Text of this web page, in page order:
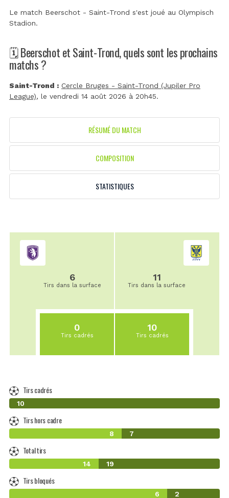
Le match Beerschot - Saint-Trond s'est joué au Olympisch
Stadion.
🗓️ Beerschot et Saint-Trond, quels sont les prochains
matchs ?
Saint-Trond : Cercle Bruges - Saint-Trond (Jupiler Pro
League), le vendredi 14 août 2026 à 20h45.
RÉSUMÉ DU MATCH
COMPOSITION
STATISTIQUES
6
Tirs dans la surface
0
Tirs cadrés
11
Tirs dans la surface
10
Tirs cadrés
Tirs cadrés
0
10
Tirs hors cadre
8 7
Total tirs
14 19
Tirs bloqués
6 2